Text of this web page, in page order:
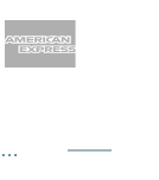
Ecco cosa dicono i nostri clienti